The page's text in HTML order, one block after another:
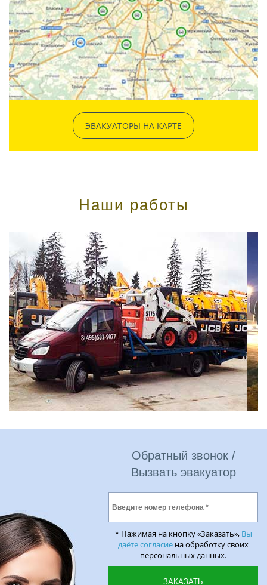
ЭВАКУАТОРЫ НА КАРТЕ
Наши работы
Обратный звонок /
Вызвать эвакуатор
* Нажимая на кнопку «Заказать», Вы
даёте согласие на обработку своих
персональных данных.